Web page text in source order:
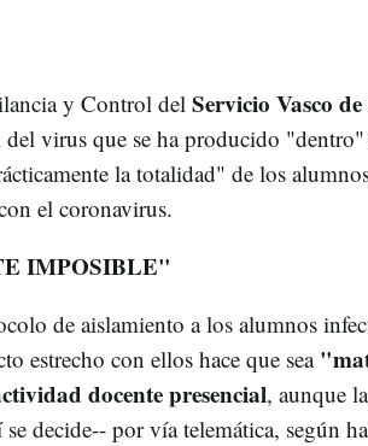
y Control del Servicio Vasco
virus que se ha producido "dentro"
la totalidad" de los
el coronavirus.
IMPOSIBLE"
de aislamiento a los alumnos
estrecho con ellos hace que sea
docente presencial, aunque
decide-- por vía telemática, según